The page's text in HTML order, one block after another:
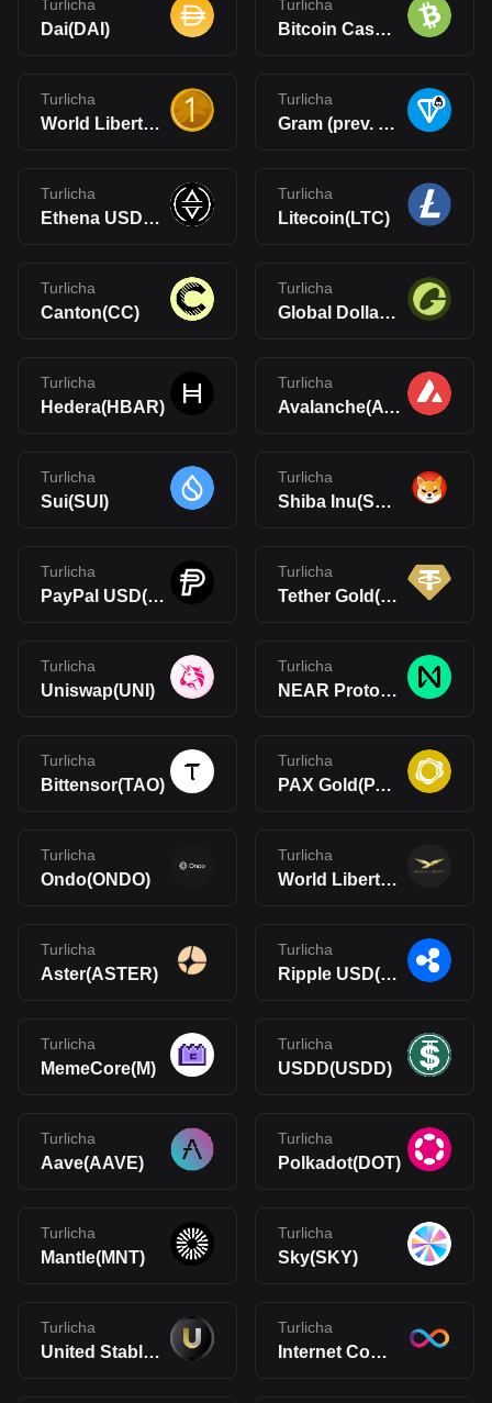
Turlicha
Dai(DAI)
Turlicha
Bitcoin Cash(BCH)
Turlicha
World Liberty Financial USD(USD1)
Turlicha
Gram (prev. Toncoin)(GRAM)
Turlicha
Ethena USDe(USDe)
Turlicha
Litecoin(LTC)
Turlicha
Canton(CC)
Turlicha
Global Dollar(USDG)
Turlicha
Hedera(HBAR)
Turlicha
Avalanche(AVAX)
Turlicha
Sui(SUI)
Turlicha
Shiba Inu(SHIB)
Turlicha
PayPal USD(PYUSD)
Turlicha
Tether Gold(XAUt)
Turlicha
Uniswap(UNI)
Turlicha
NEAR Protocol(NEAR)
Turlicha
Bittensor(TAO)
Turlicha
PAX Gold(PAXG)
Turlicha
Ondo(ONDO)
Turlicha
World Liberty Financial(WLFI)
Turlicha
Aster(ASTER)
Turlicha
Ripple USD(RLUSD)
Turlicha
MemeCore(M)
Turlicha
USDD(USDD)
Turlicha
Aave(AAVE)
Turlicha
Polkadot(DOT)
Turlicha
Mantle(MNT)
Turlicha
Sky(SKY)
Turlicha
United Stables(U)
Turlicha
Internet Computer(ICP)